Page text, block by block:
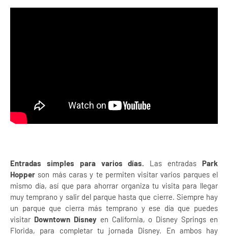
Entradas simples para varios días. Las entradasPark
Hopper son más caras y te permiten visitar varios parques el
mismo día, así que para ahorrar organiza tu visita para llegar
muy temprano y salir del parque hasta que cierre. Siempre hay
un parque que cierra más temprano y ese día que puedes
visitar Downtown Disneyen California, o Disney Springs en
Florida, para completar tu jornada Disney. En ambos hay